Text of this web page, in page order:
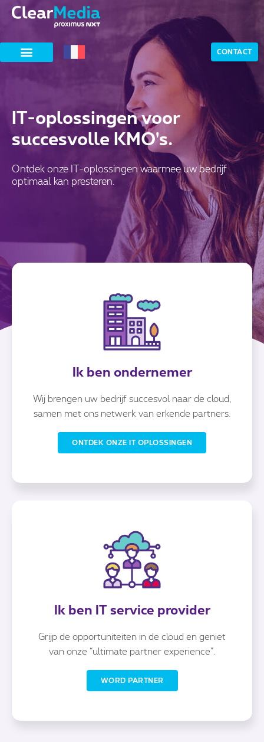
CONTACT
IT-oplossingen voor
succesvolle KMO's.
Ontdek onze IT-oplossingen waarmee uw bedrijf
optimaal kan presteren.
Ik ben ondernemer
Wij brengen uw bedrijf succesvol naar de cloud,
samen met ons netwerk van erkende partners.
ONTDEK ONZE IT OPLOSSINGEN
Ik ben IT service provider
Grijp de opportuniteiten in de cloud en geniet
van onze “ultimate partner experience”.
WORD PARTNER